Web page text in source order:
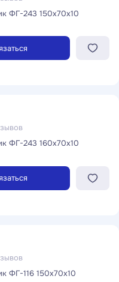
Гранитный памятник ФГ-243 150x70x10
Гранитный памятник ФГ-243 160x70x10
Гранитный памятник ФГ-116 150x70x10